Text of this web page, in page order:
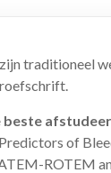
traditioneel
beste
of
ROTEM